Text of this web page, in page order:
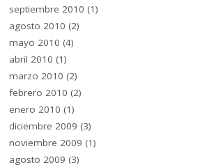
septiembre 2010 (1)
agosto 2010 (2)
mayo 2010 (4)
abril 2010 (1)
marzo 2010 (2)
febrero 2010 (2)
enero 2010 (1)
diciembre 2009 (3)
noviembre 2009 (1)
agosto 2009 (3)